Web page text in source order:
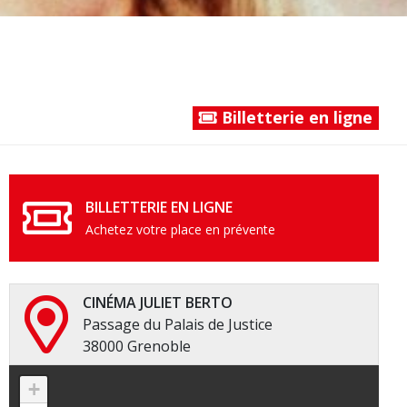
Billetterie en ligne
BILLETTERIE EN LIGNE
Achetez votre place en prévente
CINÉMA JULIET BERTO
Passage du Palais de Justice
38000 Grenoble
+